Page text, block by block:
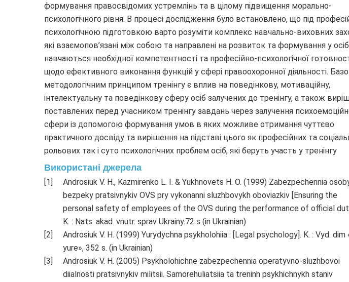
формування правосвідомих устремлінь та в цілому підвищення морально-
психологічного рівня. В процесі дослідження було встановлено, що під
психологічною підготовкою варто розуміти комплекс навчально-виховних
які взаємопов’язані між собою та направлені на розвиток та формування у
навчаються необхідної компетентності та професійно-психологічної
щодо ефективного виконання функцій у сфері правоохоронної діяльності.
методологічним принципом тренінгу є вплив на поведінкову, мотиваційну,
інтелектуальну та поведінкову сферу осіб залучених до тренінгу, а також
поставлених перед учасником тренінгу завдань через залучення
сфери із допомогою формування умов в яких можливе отримання чуттєво
практичного досвіду та вирішення на підставі цього як професійних та
рольових так і суто психологічних проблем осіб, які беруть участь у тренінгу
Використані джерела
Androsiuk V. H., Kazmirenko L. I. & Yukhnovets H. O. (1999) Zabezpechennia
bezpeky pratsivnykiv OVS pry vykonanni sluzhbovykh oboviazkiv [Ensuring the
personal safety of employees of the OVS during the performance of official
K. : Nats. akad. vnutr. sprav Ukrainy.72 s (in Ukrainian)
Androsiuk V. H. (1999) Yurydychna psykholohiia : [Legal psychology]. K. : Vyd. dim
yure», 352 s. (in Ukrainian)
Androsiuk V. H. (2005) Psykholohichne zabezpechennia operatyvno-sluzhbovoi
diialnosti pratsivnykiv militsii. Samorehuliatsiia ta treninh psykhichnykh staniv